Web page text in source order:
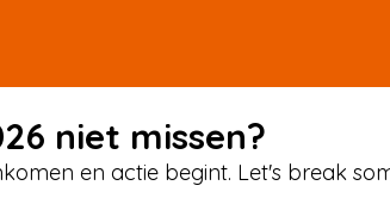
niet missen?
en actie begint. Let's break